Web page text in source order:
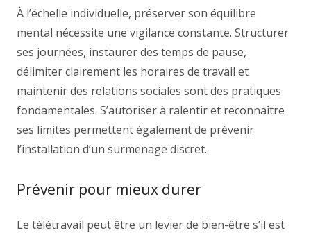
À l’échelle individuelle, préserver son équilibre
mental nécessite une vigilance constante. Structurer
ses journées, instaurer des temps de pause,
délimiter clairement les horaires de travail et
maintenir des relations sociales sont des pratiques
fondamentales. S’autoriser à ralentir et reconnaître
ses limites permettent également de prévenir
l’installation d’un surmenage discret.
Prévenir pour mieux durer
Le télétravail peut être un levier de bien-être s’il est